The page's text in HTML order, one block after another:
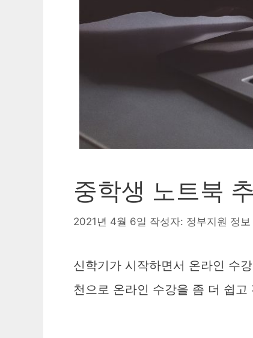
중학생 노트북
2021년 4월 6일 작성자: 정부지원 정보
신학기가 시작하면서 온라인 수
천으로 온라인 수강을 좀 더 쉽고